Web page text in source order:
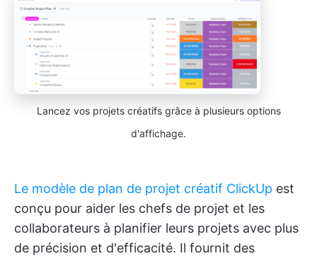
Lancez vos projets créatifs grâce à plusieurs options
d'affichage.
Le modèle de plan de projet créatif ClickUp est
conçu pour aider les chefs de projet et les
collaborateurs à planifier leurs projets avec plus
de précision et d'efficacité. Il fournit des